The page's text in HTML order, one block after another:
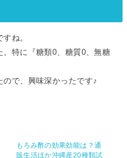
ね。
。特に『糖類0、糖質0、無糖
で、興味深かったです♪
もろみ酢の効果効能は？通
販生活ほか沖縄産20種類試